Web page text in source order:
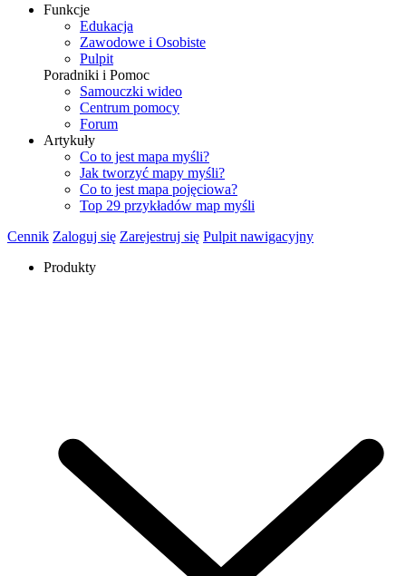
Funkcje
Edukacja
Zawodowe i Osobiste
Pulpit
Poradniki i Pomoc
Samouczki wideo
Centrum pomocy
Forum
Artykuły
Co to jest mapa myśli?
Jak tworzyć mapy myśli?
Co to jest mapa pojęciowa?
Top 29 przykładów map myśli
Cennik Zaloguj się Zarejestruj się Pulpit nawigacyjny
Produkty